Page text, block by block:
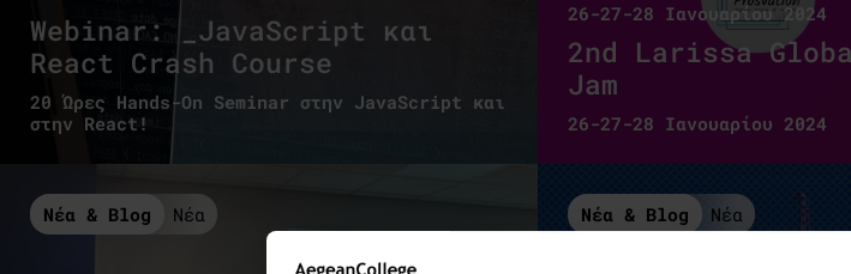
Webinar: _JavaScript και
React Crash Course
20 Ώρες Hands-On Seminar στην JavaScript και
στην React!
26-27-28 Ιανουαρίου 2024
2nd Larissa
Jam
26-27-28 Ιανουαρίου 2024
Νέα & Blog Νέα Νέα & Blog Νέα